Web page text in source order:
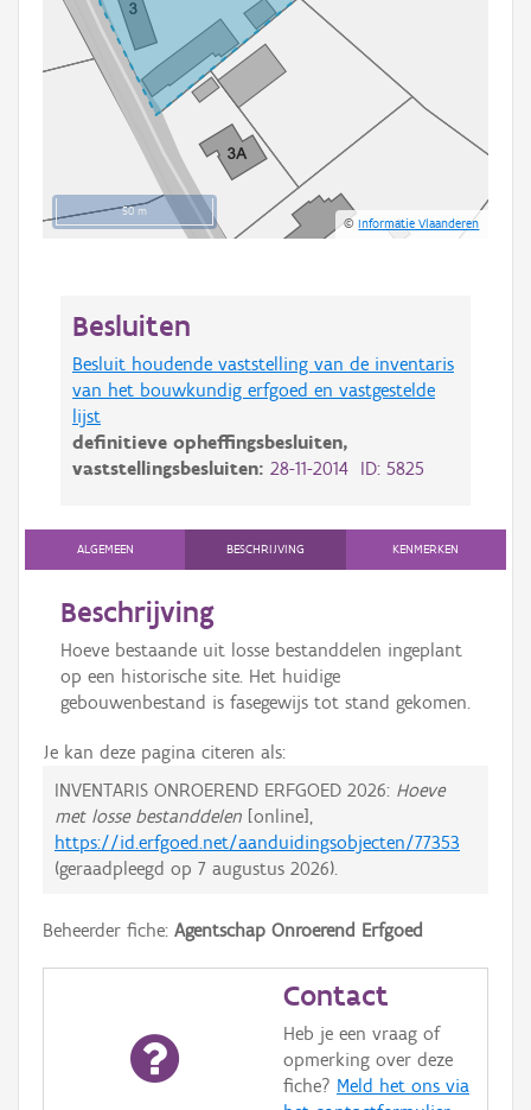
50 m
©Informatie Vlaanderen
Besluiten
Besluit houdende vaststelling van de inventaris
van het bouwkundig erfgoed en vastgestelde
lijst
definitieve opheffingsbesluiten,
vaststellingsbesluiten: 28-11-2014 ID: 5825
ALGEMEEN BESCHRIJVING KENMERKEN
Beschrijving
Hoeve bestaande uit losse bestanddelen ingeplant
op een historische site. Het huidige
gebouwenbestand is fasegewijs tot stand gekomen.
Je kan deze pagina citeren als:
INVENTARIS ONROEREND ERFGOED 2026: Hoeve
met losse bestanddelen [online],
https://id.erfgoed.net/aanduidingsobjecten/77353
(geraadpleegd op 7 augustus 2026).
Beheerder fiche: Agentschap Onroerend Erfgoed
Contact
Heb je een vraag of
opmerking over deze
fiche? Meld het ons via